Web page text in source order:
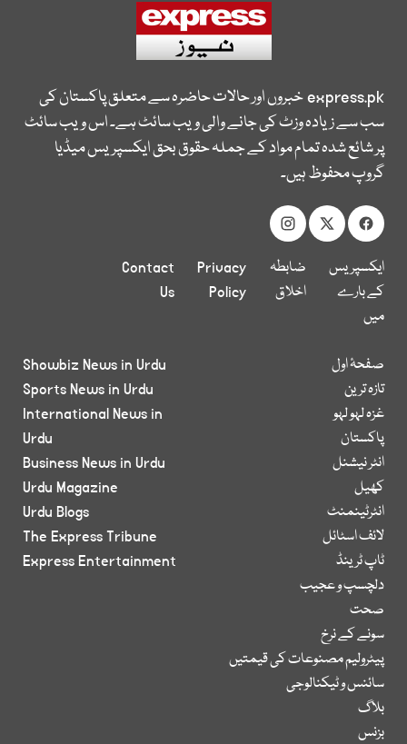
express.pkخبروں اور حالات حاضرہ سے متعلق پاکستان کی
سب سے زیادہ وزٹ کی جانے والی ویب سائٹ ہے۔ اس ویب سائٹ
پر شائع شدہ تمام مواد کے جملہ حقوق بحق ایکسپریس میڈیا
گروپ محفوظ ہیں۔
ایکسپریس
کے بارے
میں
ضابطہ
اخلاق
Privacy
Policy
Contact
Us
صفحۂ اول
تازہ ترین
غزہ لہو لہو
پاکستان
انٹر نیشنل
کھیل
انٹرٹینمنٹ
لائف اسٹائل
ٹاپ ٹرینڈ
دلچسپ و عجیب
صحت
سونے کے نرخ
پیٹرولیم مصنوعات کی قیمتیں
سائنس و ٹیکنالوجی
بلاگ
بزنس
Showbiz News in Urdu
Sports News in Urdu
International News in
Urdu
Business News in Urdu
Urdu Magazine
Urdu Blogs
The Express Tribune
Express Entertainment